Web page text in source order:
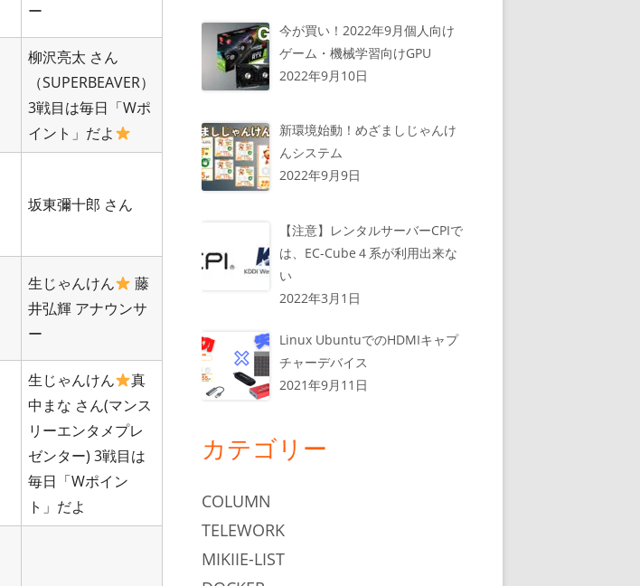
ー
柳沢亮太 さん
（SUPERBEAVER）
3戦目は毎日「Wポ
イント」だよ
坂東彌十郎 さん
生じゃんけん
藤
井弘輝 アナウンサ
ー
生じゃんけん
真
中まな さん(マンス
リーエンタメプレ
ゼンター) 3戦目は
毎日「Wポイン
ト」だよ
今が買い！2022年9月個人向け
ゲーム・機械学習向けGPU
2022年9月10日
新環境始動！めざましじゃんけ
んシステム
2022年9月9日
【注意】レンタルサーバーCPIで
は、EC-Cube４系が利用出来な
い
2022年3月1日
Linux UbuntuでのHDMIキャプ
チャーデバイス
2021年9月11日
カテゴリー
COLUMN
TELEWORK
MIKIIE-LIST